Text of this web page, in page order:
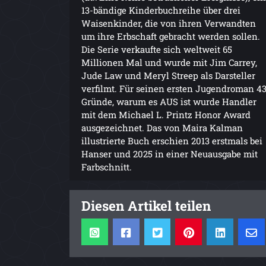
13-bändige Kinderbuchreihe über drei
Waisenkinder, die von ihren Verwandten
um ihre Erbschaft gebracht werden sollen.
Die Serie verkaufte sich weltweit 65
Millionen Mal und wurde mit Jim Carrey,
Jude Law und Meryl Streep als Darsteller
verfilmt. Für seinen ersten Jugendroman 43
Gründe, warum es AUS ist wurde Handler
mit dem Michael L. Printz Honor Award
ausgezeichnet. Das von Maira Kalman
illustrierte Buch erschien 2013 erstmals bei
Hanser und 2025 in einer Neuausgabe mit
Farbschnitt.
Diesen Artikel teilen